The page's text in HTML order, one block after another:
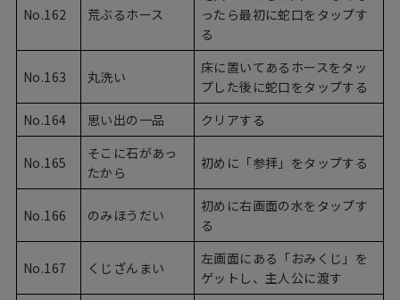
No.162 荒ぶるホース
ったら最初に蛇口をタップす
る
No.163 丸洗い
床に置いてあるホースをタッ
プした後に蛇口をタップする
No.164
思い出の一品 クリアする
No.165
そこに石があっ
たから
初めに「参拝」をタップする
No.166 のみほうだい
初めに右画面の水をタップす
る
No.167 くじざんまい
左画面にある「おみくじ」を
ゲットし、主人公に渡す